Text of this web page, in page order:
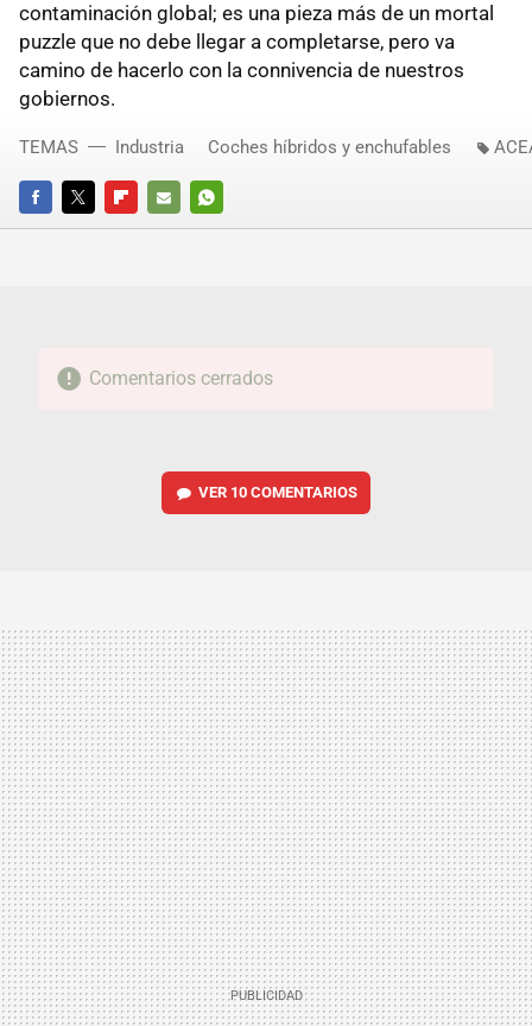
contaminación global; es una pieza más de un mortal
puzzle que no debe llegar a completarse, pero va
camino de hacerlo con la connivencia de nuestros
gobiernos.
FACEBOOKTWITTERFLIPBOARD
E-
WHATSAPP
TEMAS Industria Coches híbridos y enchufables
Comentarios cerrados
VER 10 COMENTARIOS